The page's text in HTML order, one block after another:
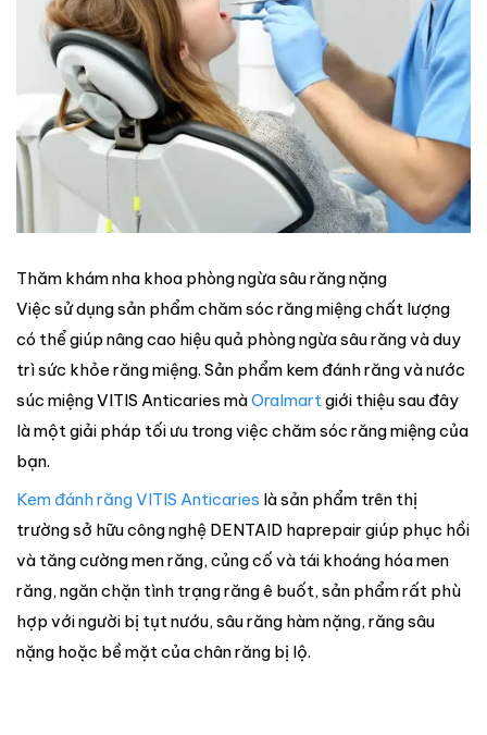
Thăm khám nha khoa phòng ngừa sâu răng nặng
Việc sử dụng sản phẩm chăm sóc răng miệng chất lượng
có thể giúp nâng cao hiệu quả phòng ngừa sâu răng và duy
trì sức khỏe răng miệng. Sản phẩm kem đánh răng và nước
súc miệng VITIS Anticaries màOralmart giới thiệu sau đây
là một giải pháp tối ưu trong việc chăm sóc răng miệng của
bạn.
Kem đánh răng VITIS Anticaries là sản phẩm trên thị
trường sở hữu công nghệ DENTAID haprepair giúp phục hồi
và tăng cường men răng, củng cố và tái khoáng hóa men
răng, ngăn chặn tình trạng răng ê buốt, sản phẩm rất phù
hợp với người bị tụt nướu, sâu răng hàm nặng, răng sâu
nặng hoặc bề mặt của chân răng bị lộ.